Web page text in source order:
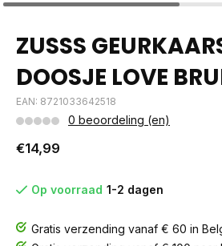
ZUSSS
DOOSJE LOVE
EAN: 8721033642518
0 beoordeling (en)
€14,99
Op voorraad 1-2 dagen
Gratis verzending vanaf € 60 in